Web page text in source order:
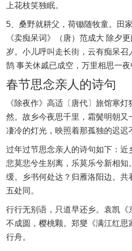
上花枝笑独眠。
5、桑野就耕父，荷锄随牧童。田
《卖痴呆词》（唐）范成大 除夕
岁。小儿呼叫走长街，云有痴呆召
鹄 事关休戚已成空，万里相思一夜
春节思念亲人的诗句
《除夜作》高适〔唐代〕旅馆寒
然。故乡今夜思千里，霜鬓明朝又
凄冷的灯光，映照着那孤独的迟迟
过年过节思念亲人的诗句如下：近
悲莫悲兮生别离，乐莫乐兮新相知
缓。乡书何处达？归雁洛阳边。共
五处同。
行行无别语，只道早还乡。袁凯《
不成圆，樱桃颗。郑燮《满江红思
行舟。